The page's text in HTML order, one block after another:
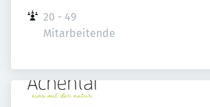
20 - 49
Mitarbeitende